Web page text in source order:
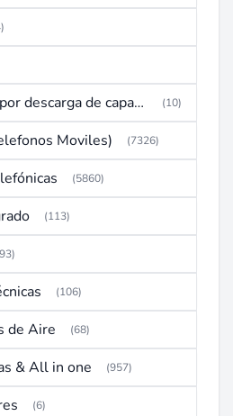
CDI(Ignicion por descarga de capacitor) (10)
Moviles) (7326)
(5860)
(113)
(106)
de Aire (68)
& All in one (957)
(6)